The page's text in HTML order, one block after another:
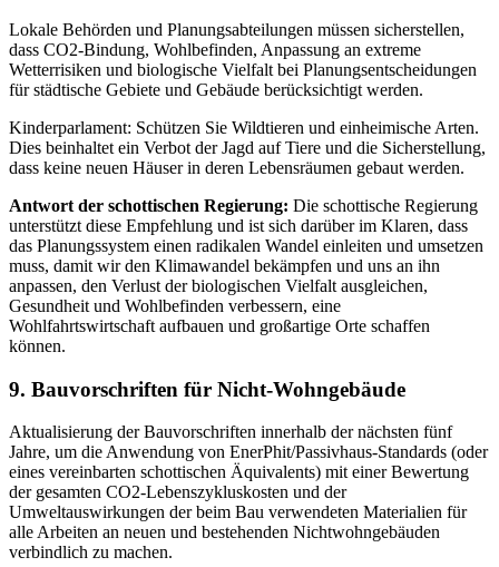
Lokale Behörden und Planungsabteilungen müssen sicherstellen,
dass CO2-Bindung, Wohlbefinden, Anpassung an extreme
Wetterrisiken und biologische Vielfalt bei Planungsentscheidungen
für städtische Gebiete und Gebäude berücksichtigt werden.
Kinderparlament: Schützen Sie Wildtieren und einheimische Arten.
Dies beinhaltet ein Verbot der Jagd auf Tiere und die Sicherstellung,
dass keine neuen Häuser in deren Lebensräumen gebaut werden.
Antwort der schottischen Regierung: Die schottische Regierung
unterstützt diese Empfehlung und ist sich darüber im Klaren, dass
das Planungssystem einen radikalen Wandel einleiten und umsetzen
muss, damit wir den Klimawandel bekämpfen und uns an ihn
anpassen, den Verlust der biologischen Vielfalt ausgleichen,
Gesundheit und Wohlbefinden verbessern, eine
Wohlfahrtswirtschaft aufbauen und großartige Orte schaffen
können.
9. Bauvorschriften für Nicht-Wohngebäude
Aktualisierung der Bauvorschriften innerhalb der nächsten fünf
Jahre, um die Anwendung von EnerPhit/Passivhaus-Standards (oder
eines vereinbarten schottischen Äquivalents) mit einer Bewertung
der gesamten CO2-Lebenszykluskosten und der
Umweltauswirkungen der beim Bau verwendeten Materialien für
alle Arbeiten an neuen und bestehenden Nichtwohngebäuden
verbindlich zu machen.